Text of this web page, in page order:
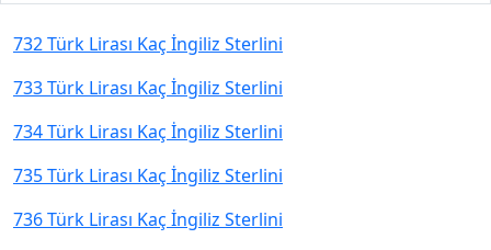
732 Türk Lirası Kaç İngiliz Sterlini
733 Türk Lirası Kaç İngiliz Sterlini
734 Türk Lirası Kaç İngiliz Sterlini
735 Türk Lirası Kaç İngiliz Sterlini
736 Türk Lirası Kaç İngiliz Sterlini